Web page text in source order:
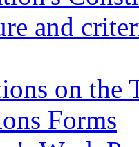
and
on the
Forms